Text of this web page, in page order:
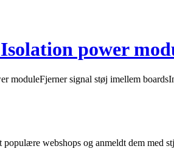
power
moduleFjerner signal støj imellem
populære webshops og anmeldt dem med